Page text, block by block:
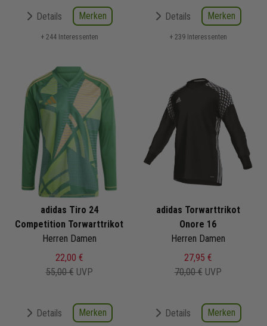
Details Merken
+ 244 Interessenten
Details Merken
+ 239 Interessenten
adidas Tiro 24
Competition Torwarttrikot
Herren Damen
22,00 €
55,00 € UVP
Details Merken
adidas Torwarttrikot
Onore 16
Herren Damen
27,95 €
70,00 € UVP
Details Merken